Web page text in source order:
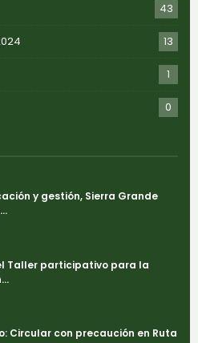
43
13
1
0
y gestión, Sierra Grande
Taller participativo para la
Circular con precaución en Ruta